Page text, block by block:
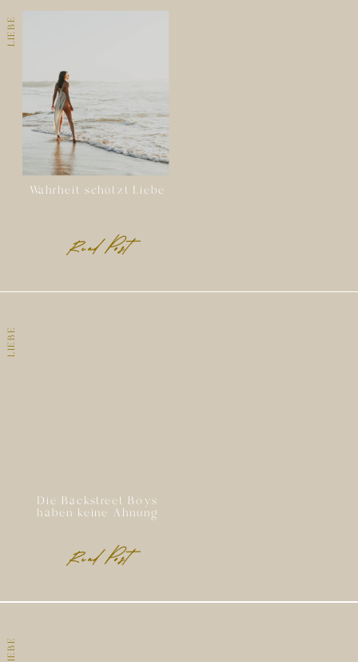
Read Post
Wahrheit schützt Liebe
LIEBE
Read Post
Die Backstreet Boys
haben keine Ahnung
LIEBE
LIEBE